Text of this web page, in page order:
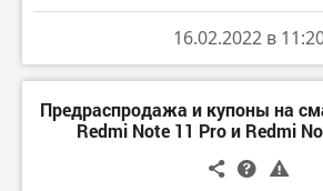
16.02.2022 в
Предраспродажа и купоны на
Redmi Note 11 Pro и Redmi